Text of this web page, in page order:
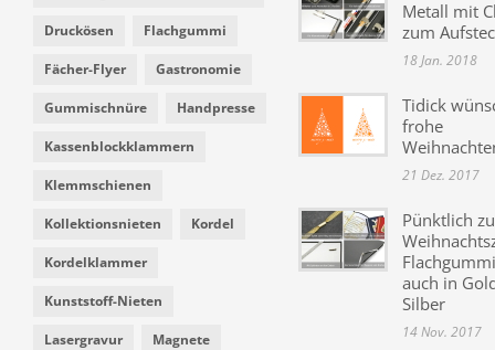
Druckösen Flachgummi
Fächer-Flyer Gastronomie
Gummischnüre Handpresse
Kassenblockklammern
Klemmschienen
Kollektionsnieten Kordel
Kordelklammer
Kunststoff-Nieten
Lasergravur Magnete
Metall mit
zum
18 Jan. 2018
Tidick
frohe
21 Dez. 2017
Pünktlich
auch in
Silber
14 Nov. 2017